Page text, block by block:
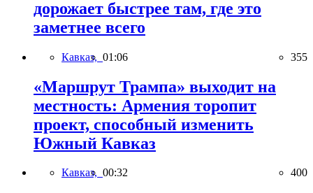
дорожает быстрее там, где это
заметнее всего
Кавказ, 01:06 355
«Маршрут Трампа» выходит на
местность: Армения торопит
проект, способный изменить
Южный Кавказ
Кавказ, 00:32 400